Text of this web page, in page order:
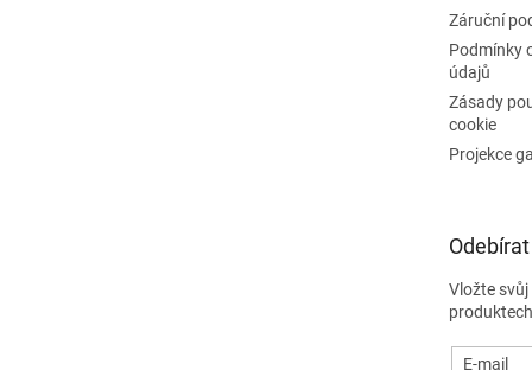
Záruční
Podmínky
údajů
Zásady
cookie
Projekce
Vložte
E-mail